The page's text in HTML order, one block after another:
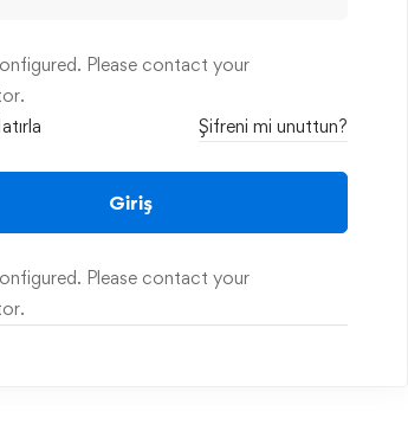
Please contact your
Şifreni mi unuttun?
Giriş
Please contact your